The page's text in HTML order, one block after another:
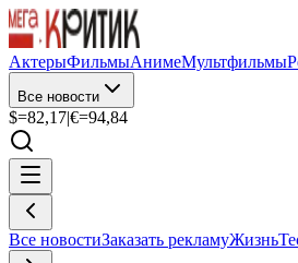
АктерыФильмыАнимеМультфильмы
Все новости
$=82,17|€=94,84
Все новостиЗаказать рекламуЖизнь